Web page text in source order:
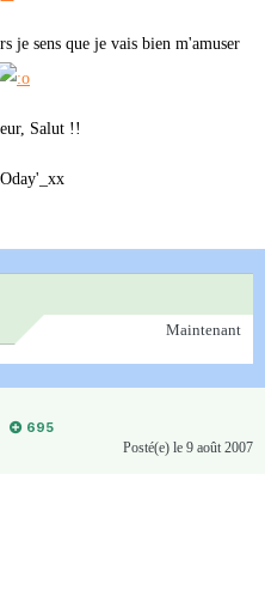
je sens que je vais bien m'amuser
Salut !!
Maintenant
695
Posté(e) le 9 août 2007